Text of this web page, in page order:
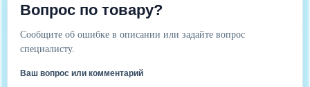
Вопрос по товару?
Сообщите об ошибке в описании или задайте вопрос
специалисту.
Ваш вопрос или комментарий